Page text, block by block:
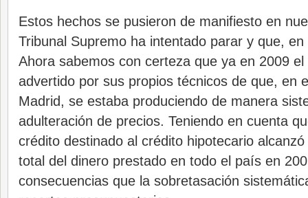
Estos hechos se pusieron de manifiesto en
Tribunal Supremo ha intentado parar y que,
Ahora sabemos con certeza que ya en 2009
advertido por sus propios técnicos de que, en
Madrid, se estaba produciendo de manera
adulteración de precios. Teniendo en cuenta
crédito destinado al crédito hipotecario
total del dinero prestado en todo el país en
consecuencias que la sobretasación